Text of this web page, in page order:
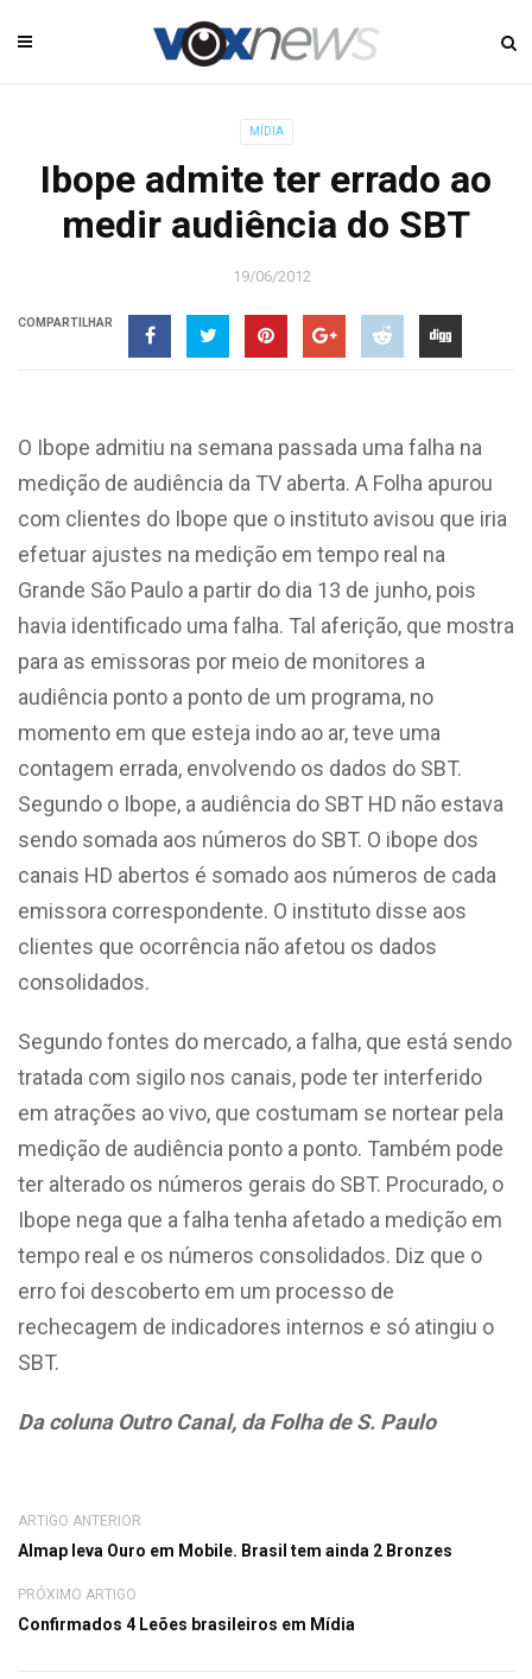
MÍDIA
Ibope admite ter errado ao
medir audiência do SBT
19/06/2012
COMPARTILHAR
O Ibope admitiu na semana passada uma falha na
medição de audiência da TV aberta. A Folha apurou
com clientes do Ibope que o instituto avisou que iria
efetuar ajustes na medição em tempo real na
Grande São Paulo a partir do dia 13 de junho, pois
havia identificado uma falha. Tal aferição, que mostra
para as emissoras por meio de monitores a
audiência ponto a ponto de um programa, no
momento em que esteja indo ao ar, teve uma
contagem errada, envolvendo os dados do SBT.
Segundo o Ibope, a audiência do SBT HD não estava
sendo somada aos números do SBT. O ibope dos
canais HD abertos é somado aos números de cada
emissora correspondente. O instituto disse aos
clientes que ocorrência não afetou os dados
consolidados.
Segundo fontes do mercado, a falha, que está sendo
tratada com sigilo nos canais, pode ter interferido
em atrações ao vivo, que costumam se nortear pela
medição de audiência ponto a ponto. Também pode
ter alterado os números gerais do SBT. Procurado, o
Ibope nega que a falha tenha afetado a medição em
tempo real e os números consolidados. Diz que o
erro foi descoberto em um processo de
rechecagem de indicadores internos e só atingiu o
SBT.
Da coluna Outro Canal, da Folha de S. Paulo
ARTIGO ANTERIOR
Almap leva Ouro em Mobile. Brasil tem ainda 2 Bronzes
PRÓXIMO ARTIGO
Confirmados 4 Leões brasileiros em Mídia